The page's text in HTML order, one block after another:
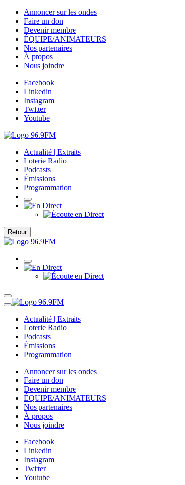
Annoncer sur les ondes
Faire un don
Devenir membre
ÉQUIPE/ANIMATEURS
Nos partenaires
À propos
Nous joindre
Facebook
Linkedin
Instagram
Twitter
Youtube
Actualité | Extraits
Loterie Radio
Podcasts
Émissions
Programmation
Retour
Actualité | Extraits
Loterie Radio
Podcasts
Émissions
Programmation
Annoncer sur les ondes
Faire un don
Devenir membre
ÉQUIPE/ANIMATEURS
Nos partenaires
À propos
Nous joindre
Facebook
Linkedin
Instagram
Twitter
Youtube